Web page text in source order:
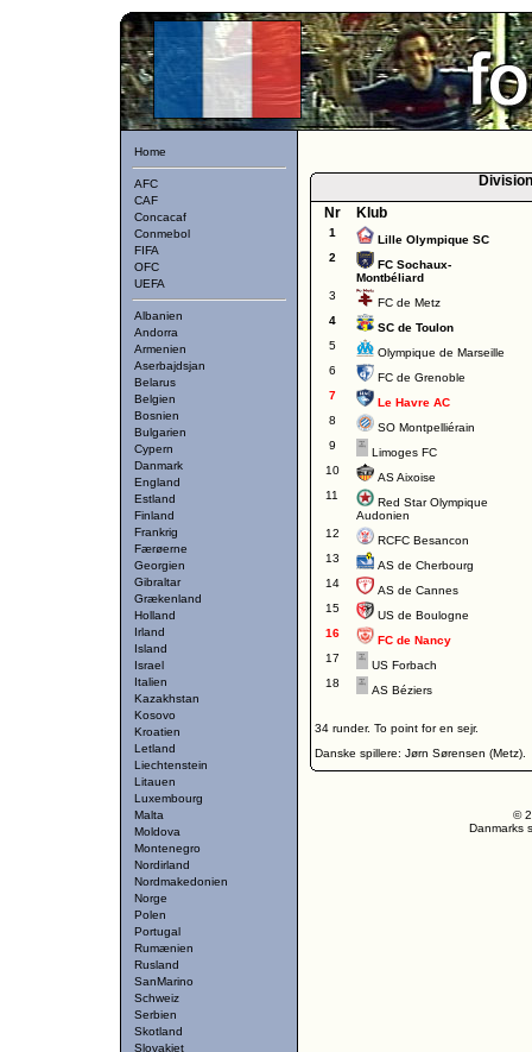
Home
AFC
CAF
Concacaf
Conmebol
FIFA
OFC
UEFA
Albanien
Andorra
Armenien
Aserbajdsjan
Belarus
Belgien
Bosnien
Bulgarien
Cypern
Danmark
England
Estland
Finland
Frankrig
Færøerne
Georgien
Gibraltar
Grækenland
Holland
Irland
Island
Israel
Italien
Kazakhstan
Kosovo
Kroatien
Letland
Liechtenstein
Litauen
Luxembourg
Malta
Moldova
Montenegro
Nordirland
Nordmakedonien
Norge
Polen
Portugal
Rumænien
Rusland
SanMarino
Schweiz
Serbien
Skotland
Slovakiet
Nr
Klub
1
Lille Olympique SC
2
FC Sochaux-
Montbéliard
3
FC de Metz
4
SC de Toulon
5
Olympique de Marseille
6
FC de Grenoble
7
Le Havre AC
8
SO Montpelliérain
9
Limoges FC
10
AS Aixoise
11
Red Star Olympique
Audonien
12
RCFC Besancon
13
AS de Cherbourg
14
AS de Cannes
15
US de Boulogne
16
FC de Nancy
17
US Forbach
18
AS Béziers
34 runder. To point for en sejr.
Danske spillere: Jørn Sørensen (Metz).
©
Danmarks